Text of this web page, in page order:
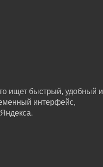
ищет быстрый, удобный и
интерфейс,